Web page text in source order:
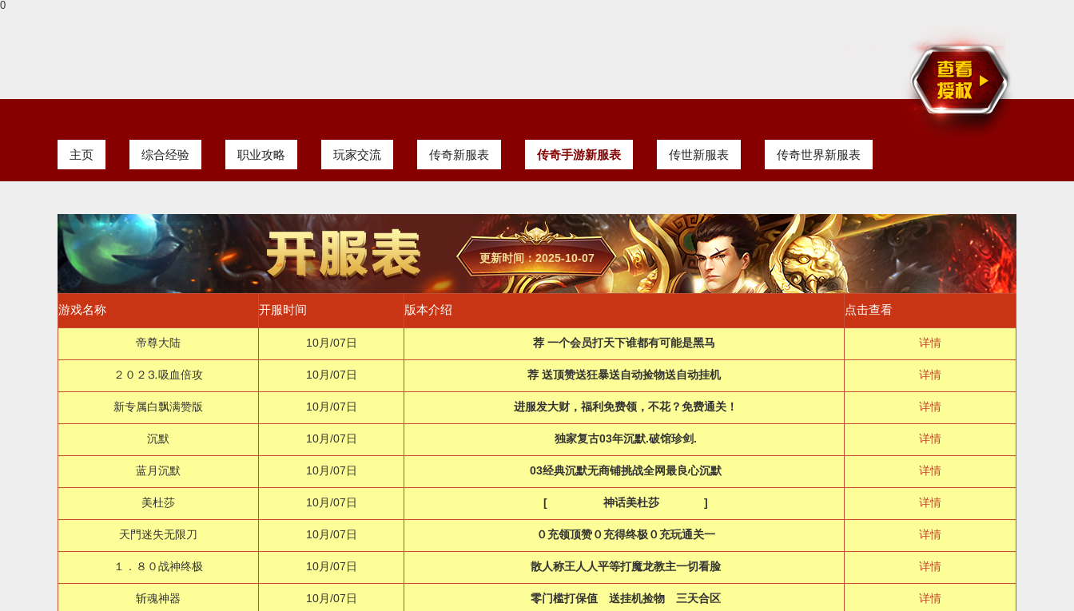
0
主页 综合经验 职业攻略 玩家交流 传奇新服表 传奇手游新服表 传世新服表 传奇世界新服表
更新时间：2025-10-07
游戏名称 开服时间 版本介绍 点击查看
帝尊大陆 10月/07日 荐 一个会员打天下谁都有可能是黑马 详情
２０２⒊吸血倍攻 10月/07日 荐 送顶赞送狂暴送自动捡物送自动挂机 详情
新专属白飘满赞版 10月/07日 进服发大财，福利免费领，不花？免费通关！ 详情
沉默 10月/07日 独家复古03年沉默.破馆珍剑. 详情
蓝月沉默 10月/07日 03经典沉默无商铺挑战全网最良心沉默 详情
美杜莎 10月/07日 [ 神话美杜莎 ] 详情
天門迷失无限刀 10月/07日 ０充领顶赞０充得终极０充玩通关一 详情
１．８０战神终极 10月/07日 散人称王人人平等打魔龙教主一切看脸 详情
斩魂神器 10月/07日 零门槛打保值 送挂机捡物 三天合区 详情